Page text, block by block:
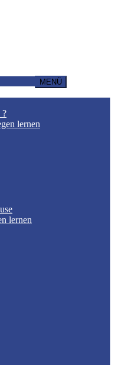
MENÜ
?
lernen
lernen